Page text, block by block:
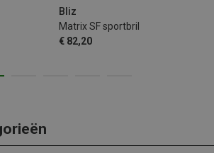
Bliz
Matrix SF sportbril
€ 82,20